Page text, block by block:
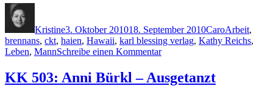
Kristine3. Oktober 201018. September 2010CaroArbeit,
brennans, ckt, haien, Hawaii, karl blessing verlag, Kathy Reichs,
Leben, MannSchreibe einen Kommentarzu
545:
Kathy
KK 503: Anni Bürkl – Ausgetanzt